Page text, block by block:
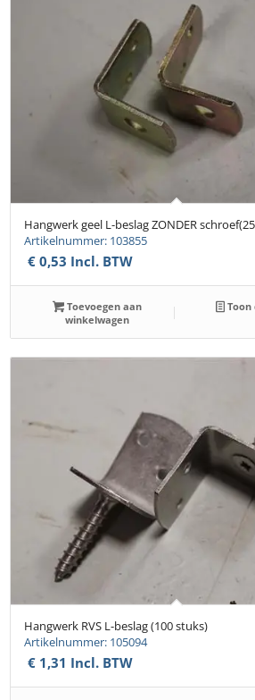
Hangwerk geel L-beslag ZONDER
Artikelnummer: 103855
€ 0,53 Incl. BTW
Toevoegen aan
winkelwagen
Toon
Hangwerk RVS L-beslag (100 stuks)
Artikelnummer: 105094
€ 1,31 Incl. BTW